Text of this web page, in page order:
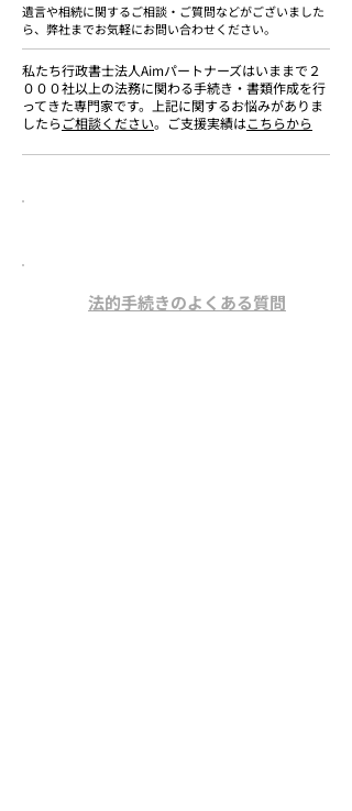
遺言や相続に関するご相談・ご質問などがございました
ら、弊社までお気軽にお問い合わせください。
私たち行政書士法人Aimパートナーズはいままで２
０００社以上の法務に関わる手続き・書類作成を行
ってきた専門家です。上記に関するお悩みがありま
したらご相談ください。ご支援実績はこちらから
法的手続きのよくある質問